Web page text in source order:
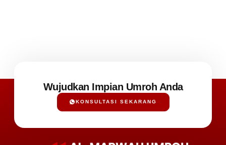
Wujudkan Impian Umroh Anda
KONSULTASI SEKARANG